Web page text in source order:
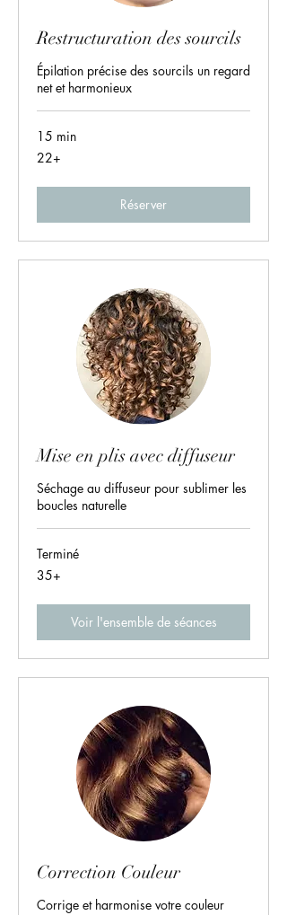
Restructuration des sourcils
Épilation précise des sourcils un regard
net et harmonieux
15 min
22+
22+
Réserver
Mise en plis avec diffuseur
Séchage au diffuseur pour sublimer les
boucles naturelle
Terminé
35+
35+
Voir l'ensemble de séances
Correction Couleur
Corrige et harmonise votre couleur